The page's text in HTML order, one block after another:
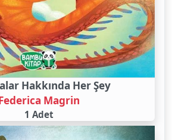
Hakkında Her Şey
Magrin
1 Adet